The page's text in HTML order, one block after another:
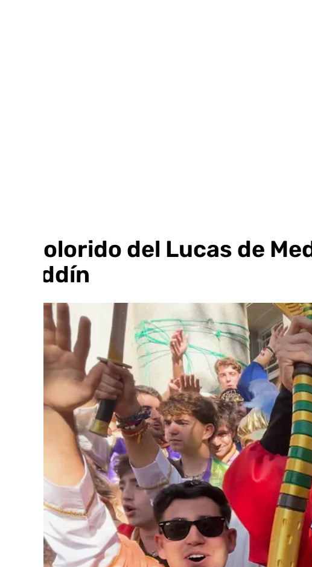
El colorido del Lucas de
Aladdín